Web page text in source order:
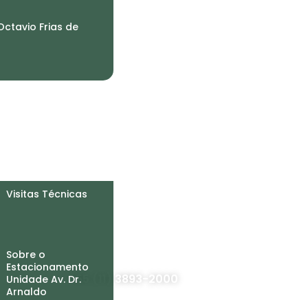
Frias de
Visitas Técnicas
Sobre o
Estacionamento
Unidade Av. Dr.
Arnaldo
+55 (11) 3893-2000